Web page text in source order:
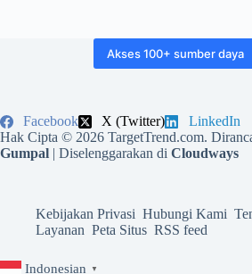
Akses 100+ sumber daya
Facebook X (Twitter)
LinkedIn
Hak Cipta © 2026 TargetTrend.com.
Gumpal | Diselenggarakan di Cloudways
Kebijakan Privasi Hubungi Kami
Layanan Peta Situs RSS feed
Indonesian ▼